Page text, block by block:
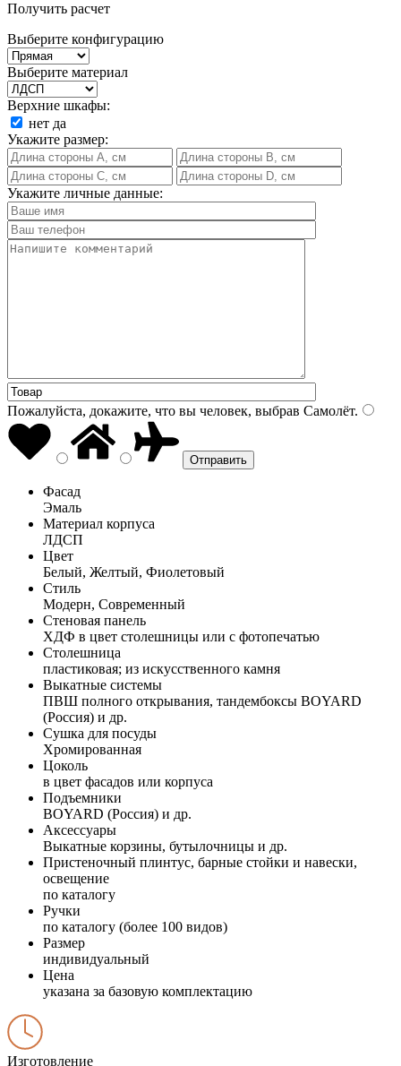
Получить расчет
Выберите конфигурацию
Выберите материал
Верхние шкафы:
нет да
Укажите размер:
Укажите личные данные:
Пожалуйста, докажите, что вы человек, выбрав Самолёт.
Фасад
Эмаль
Материал корпуса
ЛДСП
Цвет
Белый, Желтый, Фиолетовый
Стиль
Модерн, Современный
Стеновая панель
ХДФ в цвет столешницы или с фотопечатью
Столешница
пластиковая; из искусственного камня
Выкатные системы
ПВШ полного открывания, тандембоксы BOYARD
(Россия) и др.
Сушка для посуды
Хромированная
Цоколь
в цвет фасадов или корпуса
Подъемники
BOYARD (Россия) и др.
Аксессуары
Выкатные корзины, бутылочницы и др.
Пристеночный плинтус, барные стойки и навески,
освещение
по каталогу
Ручки
по каталогу (более 100 видов)
Размер
индивидуальный
Цена
указана за базовую комплектацию
Изготовление